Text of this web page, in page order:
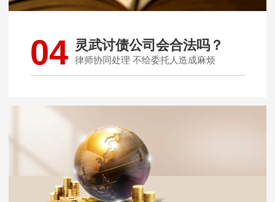
04 灵武讨债公司会合法吗？
律师协同处理 不给委托人造成麻烦